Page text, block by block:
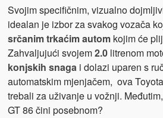
Svojim specifičnim, vizualno
idealan je izbor za svakog vozača
srčanim trkaćim automkojim će
Zahvaljujući svojem2.0litrenom
konjskih snagai dolazi uparen s
automatskim mjenjačem, ova
trebali za uživanje u vožnji.
GT 86 čini posebnom?